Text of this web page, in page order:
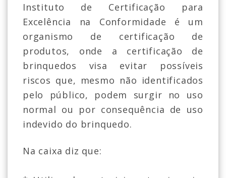
Instituto de Certificação para
Excelência na Conformidade é um
organismo de certificação de
produtos, onde a certificação de
brinquedos visa evitar possíveis
riscos que, mesmo não identificados
pelo público, podem surgir no uso
normal ou por consequência de uso
indevido do brinquedo.
Na caixa diz que: